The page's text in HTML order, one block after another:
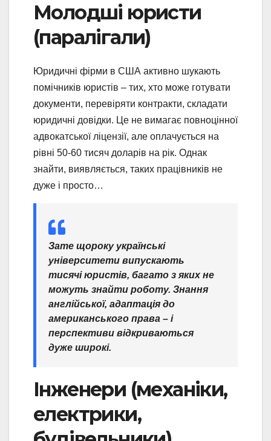
Молодші юристи
(паралігали)
Юридичні фірми в США активно шукають
помічників юристів – тих, хто може готувати
документи, перевіряти контракти, складати
юридичні довідки. Це не вимагає повноцінної
адвокатської ліцензії, але оплачується на
рівні 50-60 тисяч доларів на рік. Однак
знайти, виявляється, таких працівників не
дуже і просто…
Зате щороку українські
університети випускають
тисячі юристів, багато з яких не
можуть знайти роботу. Знання
англійської, адаптація до
американського права – і
перспективи відкриваються
дуже широкі.
Інженери (механіки,
електрики,